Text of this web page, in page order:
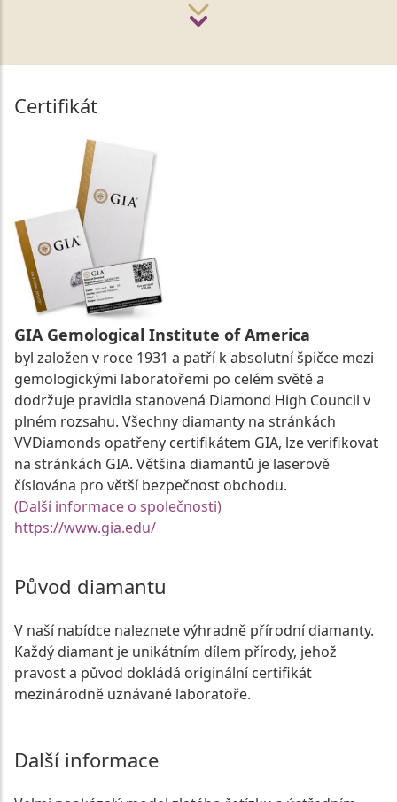
Certifikát
GIA Gemological Institute of America
byl založen v roce 1931 a patří k absolutní špičce mezi
gemologickými laboratořemi po celém světě a
dodržuje pravidla stanovená Diamond High Council v
plném rozsahu. Všechny diamanty na stránkách
VVDiamonds opatřeny certifikátem GIA, lze verifikovat
na stránkách GIA. Většina diamantů je laserově
číslována pro větší bezpečnost obchodu.
(Další informace o společnosti)
https://www.gia.edu/
Původ diamantu
V naší nabídce naleznete výhradně přírodní diamanty.
Každý diamant je unikátním dílem přírody, jehož
pravost a původ dokládá originální certifikát
mezinárodně uznávané laboratoře.
Další informace